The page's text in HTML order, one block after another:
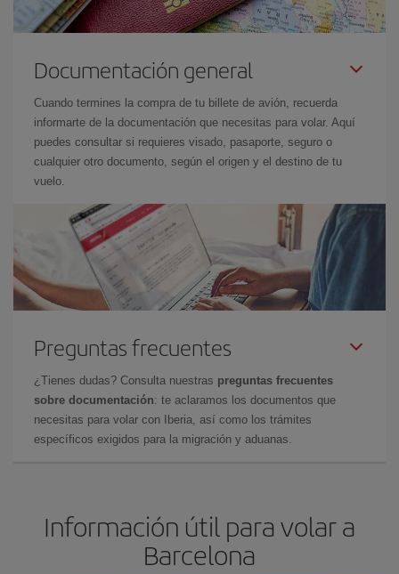
Documentación general
Cuando termines la compra de tu billete de avión, recuerda
informarte de la documentación que necesitas para volar. Aquí
puedes consultar si requieres visado, pasaporte, seguro o
cualquier otro documento, según el origen y el destino de tu
vuelo.
Preguntas frecuentes
¿Tienes dudas? Consulta nuestras preguntas frecuentes
sobre documentación: te aclaramos los documentos que
necesitas para volar con Iberia, así como los trámites
específicos exigidos para la migración y aduanas.
Información útil para volar a
Barcelona